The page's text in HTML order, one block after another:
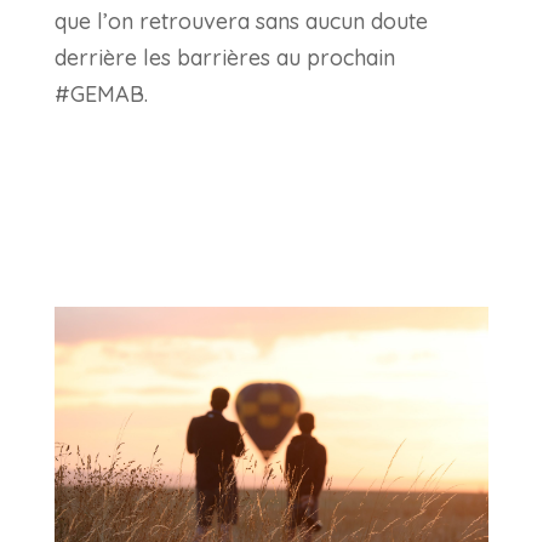
que l’on retrouvera sans aucun doute
derrière les barrières au prochain
#GEMAB.